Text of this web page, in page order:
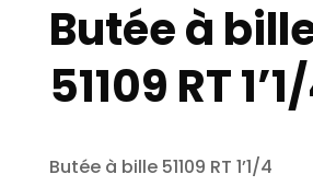
Butée à
51109 RT
Butée à bille 51109 RT 1’1/4